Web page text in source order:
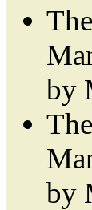
by
by